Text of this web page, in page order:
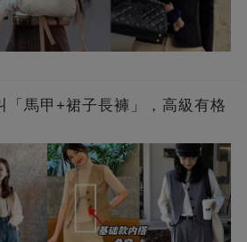
「馬甲+裙子長褲」，高級有格